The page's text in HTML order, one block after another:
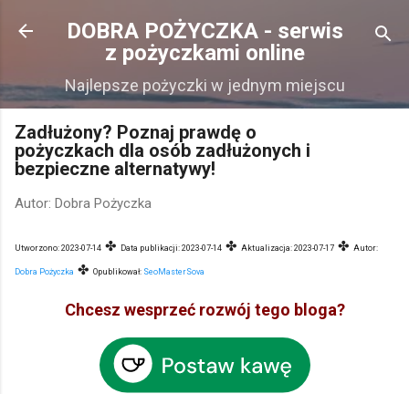
Przejdź do głównej zawartości
DOBRA POŻYCZKA - serwis
z pożyczkami online
Najlepsze pożyczki w jednym miejscu
Zadłużony? Poznaj prawdę o
pożyczkach dla osób zadłużonych i
bezpieczne alternatywy!
Autor: Dobra Pożyczka
Utworzono: 2023-07-14 ✤ Data publikacji: 2023-07-14 ✤ Aktualizacja: 2023-07-17 ✤ Autor:
Dobra Pożyczka ✤ Opublikował: SeoMasterSova
Chcesz wesprzeć rozwój tego bloga?